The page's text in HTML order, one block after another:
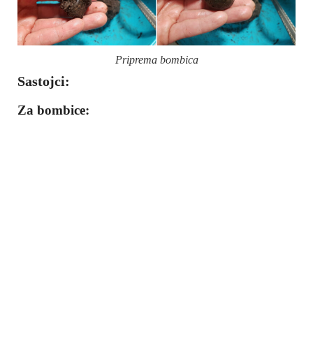
Priprema bombica
Sastojci:
Za bombice: